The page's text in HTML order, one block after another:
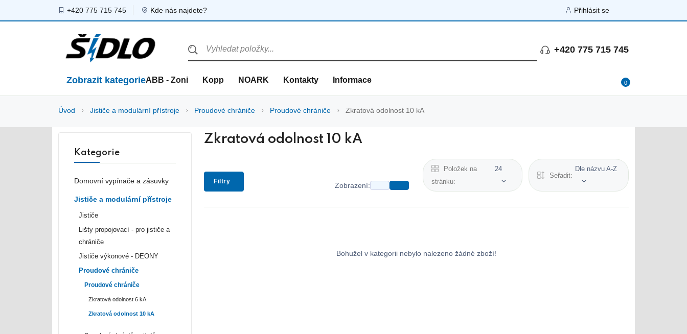
+420 775 715 745 Kde nás najdete? Přihlásit se
+420 775 715 745
Zobrazit kategorieABB - Zoni Kopp NOARK Kontakty Informace 0
Úvod Jističe a modulární přístroje Proudové chrániče Proudové chrániče Zkratová odolnost 10 kA
Zkratová odolnost 10 kA
Filtry Zobrazení:
Položek na
stránku:
24
Seřadit:
Dle názvu A-Z
Bohužel v kategorii nebylo nalezeno žádné zboží!
Kategorie
Domovní vypínače a zásuvky
Jističe a modulární přístroje
Jističe
Lišty propojovací - pro jističe a
chrániče
Jističe výkonové - DEONY
Proudové chrániče
Proudové chrániče
Zkratová odolnost 6 kA
Zkratová odolnost 10 kA